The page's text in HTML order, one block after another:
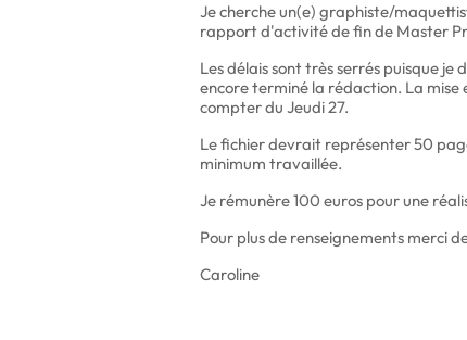
Je cherche un(e) graphiste/
rapport d'activité de fin de Master
Les délais sont très serrés puisque je
encore terminé la rédaction. La
compter du Jeudi 27.
Le fichier devrait représenter 50
minimum travaillée.
Je rémunère 100 euros pour une
Pour plus de renseignements merci
Caroline